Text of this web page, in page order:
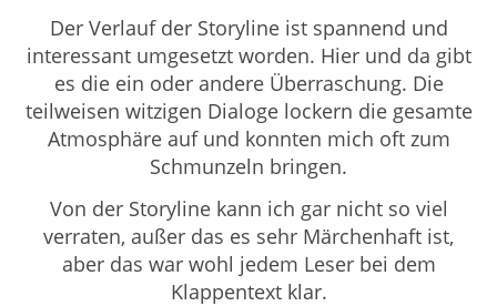
Der Verlauf der Storyline ist spannend und
interessant umgesetzt worden. Hier und da gibt
es die ein oder andere Überraschung. Die
teilweisen witzigen Dialoge lockern die gesamte
Atmosphäre auf und konnten mich oft zum
Schmunzeln bringen.
Von der Storyline kann ich gar nicht so viel
verraten, außer das es sehr Märchenhaft ist,
aber das war wohl jedem Leser bei dem
Klappentext klar.